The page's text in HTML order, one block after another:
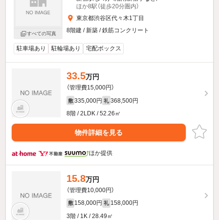
すべての写真
ほか8駅（徒歩20分圏内）
東京都渋谷区代々木1丁目
8階建 / 新築 / 鉄筋コンクリート
駐車場あり 駐輪場あり 宅配ボックス
33.5万円
（管理費15,000円）
敷 335,000円 礼 368,500円
8階 / 2LDK / 52.26㎡
物件詳細を見る
ほか提供
15.8万円
（管理費10,000円）
敷 158,000円 礼 158,000円
3階 / 1K / 28.49㎡